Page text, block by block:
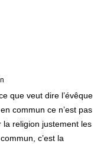
que veut dire l’évêque
commun ce n’est pas
la religion justement les
c’est la